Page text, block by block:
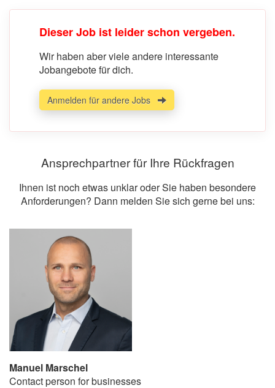
Dieser Job ist leider schon vergeben.
Wir haben aber viele andere interessante
Jobangebote für dich.
Anmelden für andere Jobs
Ansprechpartner für Ihre Rückfragen
Ihnen ist noch etwas unklar oder Sie haben besondere
Anforderungen? Dann melden Sie sich gerne bei uns:
Manuel Marschel
Contact person for businesses